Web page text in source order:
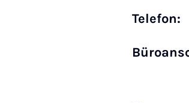
Telefon: